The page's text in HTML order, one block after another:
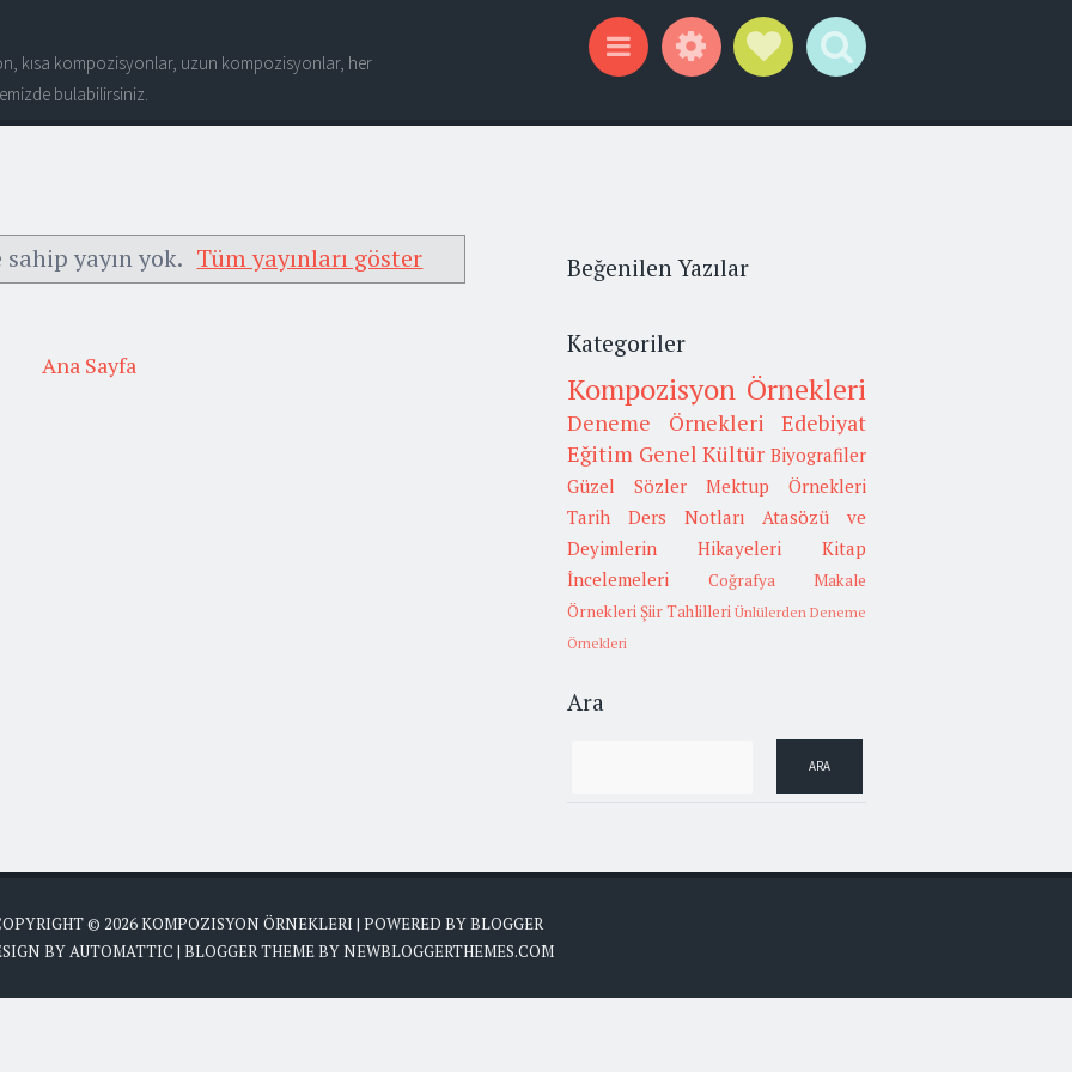
kısa kompozisyonlar, uzun kompozisyonlar, her
bulabilirsiniz.
yayın yok. Tüm yayınları göster
Ana Sayfa
Beğenilen Yazılar
Kategoriler
Kompozisyon Örnekleri
Deneme Örnekleri
Edebiyat
Eğitim Genel Kültür Biyografiler
Güzel Sözler
Mektup Örnekleri
Tarih
Ders Notları
Atasözü ve
Deyimlerin Hikayeleri
Kitap
İncelemeleri
Coğrafya
Makale
Örnekleri Şiir Tahlilleri Ünlülerden Deneme
Örnekleri
Ara
© 2026KOMPOZISYON ÖRNEKLERI | POWERED BYBLOGGER
BY AUTOMATTIC | BLOGGER THEME BY NEWBLOGGERTHEMES.COM